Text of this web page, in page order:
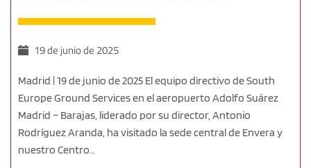
19 de junio de 2025
Madrid | 19 de junio de 2025 El equipo directivo de South
Europe Ground Services en el aeropuerto Adolfo Suárez
Madrid – Barajas, liderado por su director, Antonio
Rodríguez Aranda, ha visitado la sede central de Envera y
nuestro Centro…